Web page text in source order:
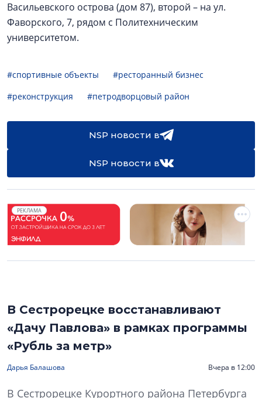
Васильевского острова (дом 87), второй – на ул.
Фаворского, 7, рядом с Политехническим
университетом.
#спортивные объекты
#ресторанный бизнес
#реконструкция
#петродворцовый район
NSP новости в
NSP новости в
РЕКЛАМА
В Сестрорецке восстанавливают
«Дачу Павлова» в рамках программы
«Рубль за метр»
Дарья Балашова Вчера в 12:00
В Сестрорецке Курортного района Петербурга